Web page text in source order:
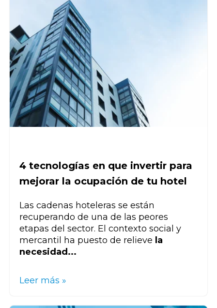
4 tecnologías en que invertir para
mejorar la ocupación de tu hotel
Las cadenas hoteleras se están
recuperando de una de las peores
etapas del sector. El contexto social y
mercantil ha puesto de relieve la
necesidad...
Leer más »